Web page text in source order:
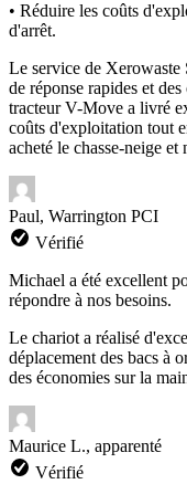
• Réduire les coûts
d'arrêt.
Le service de Xerowaste
de réponse rapides et
tracteur V-Move a livré
coûts d'exploitation tout
acheté le chasse-neige
Paul, Warrington PCI
Vérifié
Michael a été excellent
répondre à nos besoins.
Le chariot a réalisé
déplacement des bacs à
des économies sur la
Maurice L., apparenté
Vérifié